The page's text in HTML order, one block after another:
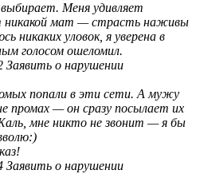
Меня удивляет
никакой мат — страсть наживы
никаких уловок, я уверена в
голосом ошеломил.
Заявить о нарушении
попали в эти сети. А мужу
промах — он сразу посылает их
мне никто не звонит — я бы
Заявить о нарушении